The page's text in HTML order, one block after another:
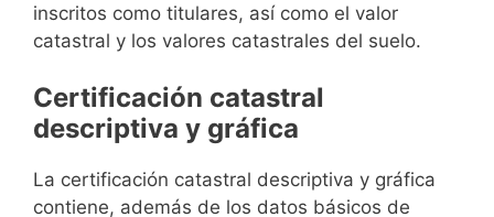
inscritos como titulares, así como el valor
catastral y los valores catastrales del suelo.
Certificación catastral
descriptiva y gráfica
La certificación catastral descriptiva y gráfica
contiene, además de los datos básicos de